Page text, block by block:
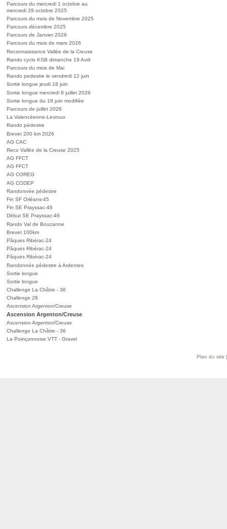
Parcours du mercredi 1 octobre au
mercredi 29 octobre 2025
Parcours du mois de Novembre 2025
Parcours décembre 2025
Parcours de Janvier 2026
Parcours du mois de mars 2026
Reconnaissance Vallée de la Creuse
Rando cyclo KSB dimanche 19 Avril
Parcours du mois de Mai
Rando pedestre le vendredi 12 juin
Sortie longue jeudi 18 juin
Sortie longue mercredi 8 juillet 2026
Sortie longue du 18 juin modifiée
Parcours de juillet 2026
La Valencéenne-Levroux
Rando pédestre
Brevet 200 km 2026
AG CAC
Reco Vallée de la Creuse 2025
AG FFCT
AG FFCT
AG COREG
AG CODEP
Randonnée pédestre
Fin SF Orléans-45
Fin SE Prayssac-46
Début SE Prayssac-46
Rando Val de Bouzanne
Brevet 100km
Pâques Ribérac-24
Pâques Ribérac-24
Pâques Ribérac-24
Randonnée pédestre à Ardentes
Sortie longue
Sortie longue
Challenge La Châtre - 36
Challenge 28
Ascension Argenton/Creuse
Ascension Argenton/Creuse
Ascension Argenton/Creuse
Challenge La Châtre - 36
La Poinçonnoise VTT - Gravel
Plan du site